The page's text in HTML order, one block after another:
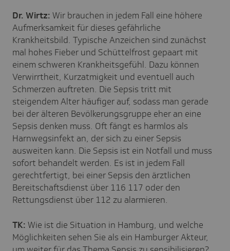
Dr. Wirtz: Wir brauchen in jedem Fall eine höhere
Aufmerksamkeit für dieses gefährliche
Krankheitsbild. Typische Anzeichen sind zunächst
mal hohes Fieber und Schüttelfrost gepaart mit
einem schweren Krankheitsgefühl. Dazu können
Verwirrtheit, Kurzatmigkeit und eventuell auch
Schmerzen auftreten. Die Sepsis tritt mit
steigendem Alter häufiger auf, sodass man gerade
bei der älteren Bevölkerungsgruppe eher an eine
Sepsis denken muss. Oft fängt es harmlos als
Harnwegsinfekt an, der sich zu einer Sepsis
ausweiten kann. Die Sepsis ist ein Notfall und muss
sofort behandelt werden. Es ist in jedem Fall
gerechtfertigt, bei einer Sepsis den ärztlichen
Bereitschaftsdienst über 116 117 oder den
Rettungsdienst über 112 zu alarmieren.
TK: Wie ist die Situation in Hamburg, und welche
Möglichkeiten sehen Sie als ein Hamburger Akteur,